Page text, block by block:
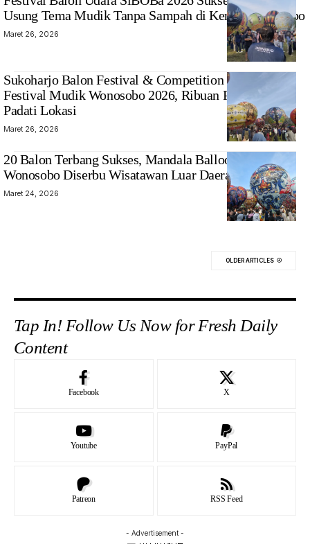
Usung Tema Mudik Tanpa Sampah di Kertek Wonosobo
Maret 26, 2026
Sukoharjo Balon Festival & Competition Meriahkan
Festival Mudik Wonosobo 2026, Ribuan Pengunjung
Padati Lokasi
Maret 26, 2026
20 Balon Terbang Sukses, Mandala Balloon Festival
Wonosobo Diserbu Wisatawan Luar Daerah
Maret 24, 2026
OLDER ARTICLES
Tap In! Follow Us Now for Fresh Daily
Content
Facebook X
Youtube PayPal
Patreon RSS Feed
- Advertisement -